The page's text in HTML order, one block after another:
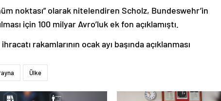
noktası” olarak nitelendiren Scholz, Bundeswehr’in
için 100 milyar Avro’luk ek fon açıklamıştı.
rakamlarının ocak ayı başında açıklanması
Ülke